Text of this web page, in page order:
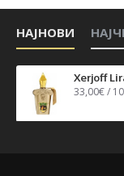
НАЈНОВИ
Xerjoff
33,00€ /